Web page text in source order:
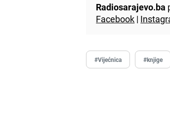
Radiosarajevo.ba
Facebook |
#Vijećnica #knjige